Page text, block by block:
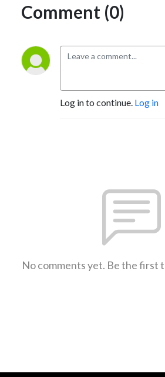
Comment (0)
Log in to continue. Log in
No comments yet. Be the first